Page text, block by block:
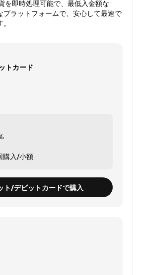
を即時処理可能で、最低入金額な
プラットフォームで、安心して最速で
トカード
購入/小額
ト/デビットカードで購入